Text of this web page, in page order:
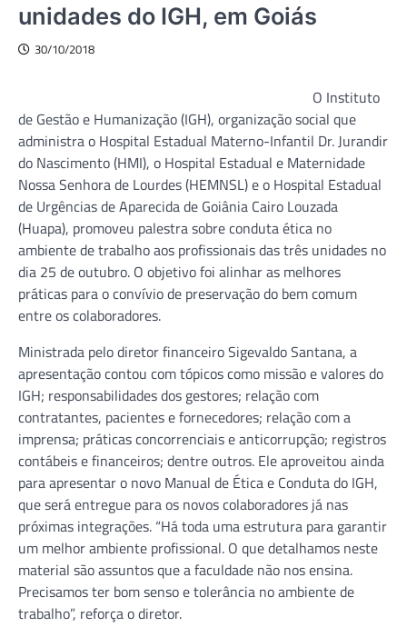
unidades do IGH, em Goiás
30/10/2018
O Instituto
de Gestão e Humanização (IGH), organização social que
administra o Hospital Estadual Materno-Infantil Dr. Jurandir
do Nascimento (HMI), o Hospital Estadual e Maternidade
Nossa Senhora de Lourdes (HEMNSL) e o Hospital Estadual
de Urgências de Aparecida de Goiânia Cairo Louzada
(Huapa), promoveu palestra sobre conduta ética no
ambiente de trabalho aos profissionais das três unidades no
dia 25 de outubro. O objetivo foi alinhar as melhores
práticas para o convívio de preservação do bem comum
entre os colaboradores.
Ministrada pelo diretor financeiro Sigevaldo Santana, a
apresentação contou com tópicos como missão e valores do
IGH; responsabilidades dos gestores; relação com
contratantes, pacientes e fornecedores; relação com a
imprensa; práticas concorrenciais e anticorrupção; registros
contábeis e financeiros; dentre outros. Ele aproveitou ainda
para apresentar o novo Manual de Ética e Conduta do IGH,
que será entregue para os novos colaboradores já nas
próximas integrações. “Há toda uma estrutura para garantir
um melhor ambiente profissional. O que detalhamos neste
material são assuntos que a faculdade não nos ensina.
Precisamos ter bom senso e tolerância no ambiente de
trabalho”, reforça o diretor.